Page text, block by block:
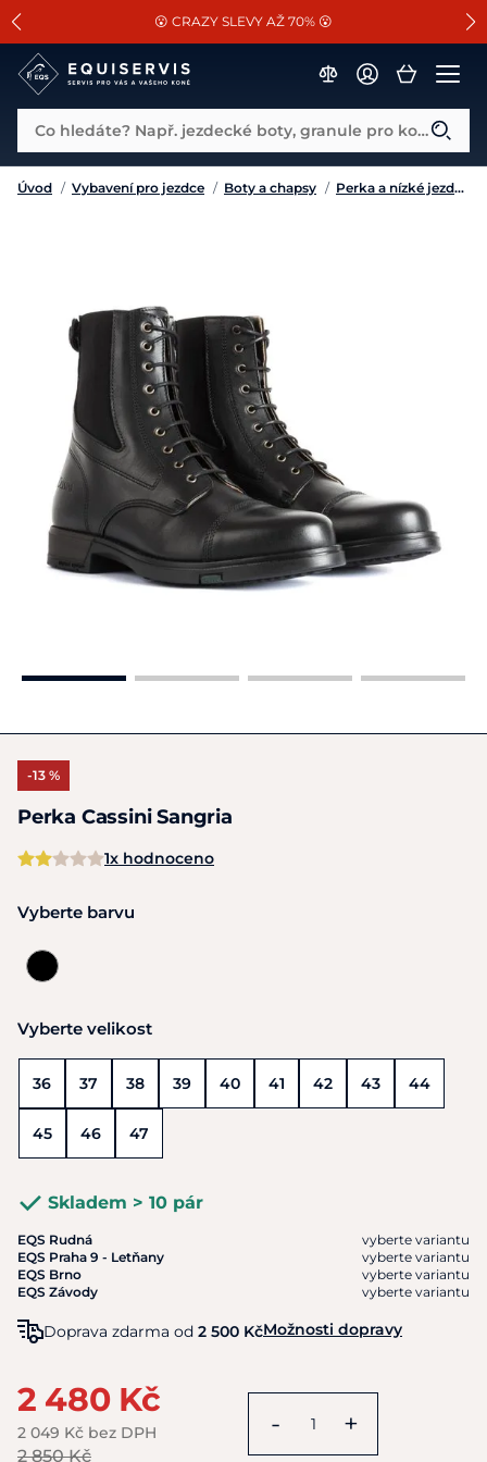
SLEVA 13% na vše od Cassini!
😮 CRAZY SLEVY AŽ 70% 😮
📐Pasování a doplňky k vybraným sedlům ZDARMA 🐴
Co hledáte? Např. jezdecké boty, granule pro koně...
Úvod / Vybavení pro jezdce / Boty a chapsy / Perka a nízké jezdecké boty
-13 %
Perka Cassini Sangria
1x hodnoceno
Vyberte barvu
Vyberte velikost
36 37 38 39 40 41 42 43 44
45 46 47
Skladem > 10 pár
EQS Rudná
vyberte variantu
EQS Praha 9 - Letňany
vyberte variantu
EQS Brno
vyberte variantu
EQS Závody
vyberte variantu
Doprava zdarma od 2 500 KčMožnosti dopravy
2 480 Kč
2 049 Kč bez DPH
2 850 Kč
- +